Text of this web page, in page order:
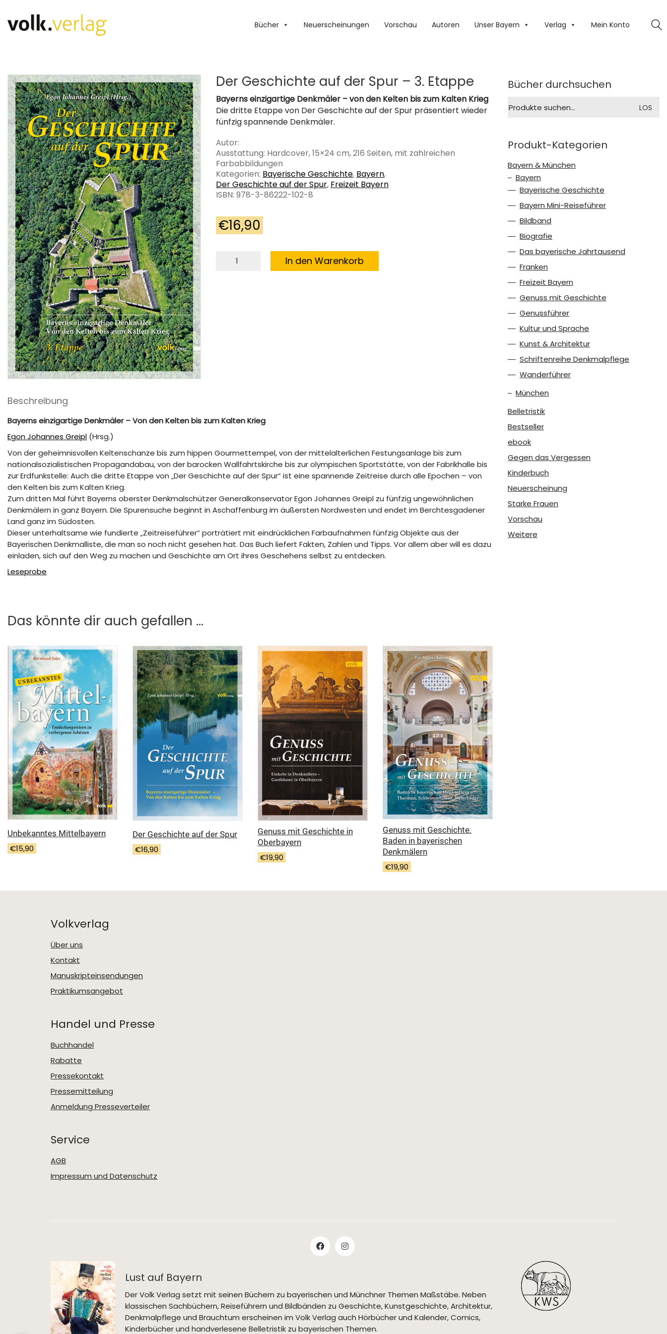
Bücher Neuerscheinungen Vorschau Autoren Unser Bayern Verlag Mein Konto
Der Geschichte auf der Spur – 3. Etappe
Bayerns einzigartige Denkmäler – von den Kelten bis zum Kalten Krieg
Die dritte Etappe von Der Geschichte auf der Spur präsentiert wieder
fünfzig spannende Denkmäler.
Autor:
Ausstattung: Hardcover, 15×24 cm, 216 Seiten, mit zahlreichen
Farbabbildungen
Kategorien: Bayerische Geschichte, Bayern,
Der Geschichte auf der Spur, Freizeit Bayern
ISBN: 978-3-86222-102-8
€16,90
Geschichte
In den Warenkorb
Beschreibung
Bayerns einzigartige Denkmäler – Von den Kelten bis zum Kalten Krieg
Egon Johannes Greipl (Hrsg.)
Von der geheimnisvollen Keltenschanze bis zum hippen Gourmettempel, von der mittelalterlichen Festungsanlage bis zum
nationalsozialistischen Propagandabau, von der barocken Wallfahrtskirche bis zur olympischen Sportstätte, von der Fabrikhalle bis
zur Erdfunkstelle: Auch die dritte Etappe von „Der Geschichte auf der Spur“ ist eine spannende Zeitreise durch alle Epochen – von
den Kelten bis zum Kalten Krieg.
Zum dritten Mal führt Bayerns oberster Denkmalschützer Generalkonservator Egon Johannes Greipl zu fünfzig ungewöhnlichen
Denkmälern in ganz Bayern. Die Spurensuche beginnt in Aschaffenburg im äußersten Nordwesten und endet im Berchtesgadener
Land ganz im Südosten.
Dieser unterhaltsame wie fundierte „Zeitreiseführer“ porträtiert mit eindrücklichen Farbaufnahmen fünfzig Objekte aus der
Bayerischen Denkmalliste, die man so noch nicht gesehen hat. Das Buch liefert Fakten, Zahlen und Tipps. Vor allem aber will es dazu
einladen, sich auf den Weg zu machen und Geschichte am Ort ihres Geschehens selbst zu entdecken.
Leseprobe
Das könnte dir auch gefallen …
Unbekanntes Mittelbayern
€15,90
Der Geschichte auf der Spur
€16,90
Genuss mit Geschichte in
Oberbayern
€19,90
Genuss mit Geschichte.
Baden in bayerischen
Denkmälern
€19,90
Bücher durchsuchen
nach:
LOS
Produkt-Kategorien
Bayern & München
Bayern
Bayerische Geschichte
Bayern Mini-Reiseführer
Bildband
Biografie
Das bayerische Jahrtausend
Franken
Freizeit Bayern
Genuss mit Geschichte
Genussführer
Kultur und Sprache
Kunst & Architektur
Schriftenreihe Denkmalpflege
Wanderführer
München
Belletristik
Bestseller
ebook
Gegen das Vergessen
Kinderbuch
Neuerscheinung
Starke Frauen
Vorschau
Weitere
Volkverlag
Über uns
Kontakt
Manuskripteinsendungen
Praktikumsangebot
Handel und Presse
Buchhandel
Rabatte
Pressekontakt
Pressemitteilung
Anmeldung Presseverteiler
Service
AGB
Impressum und Datenschutz
Lust auf Bayern
Der Volk Verlag setzt mit seinen Büchern zu bayerischen und Münchner Themen Maßstäbe. Neben
klassischen Sachbüchern, Reiseführern und Bildbänden zu Geschichte, Kunstgeschichte, Architektur,
Denkmalpflege und Brauchtum erscheinen im Volk Verlag auch Hörbücher und Kalender, Comics,
Kinderbücher und handverlesene Belletristik zu bayerischen Themen.